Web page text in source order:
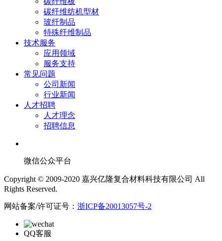
碳纤维纺机型材
玻纤制品
特殊纤维制品
技术服务
应用领域
服务支持
常见问题
公司新闻
行业新闻
人才招聘
人才理念
招聘信息
微信公众平台
Copyright © 2009-2020 嘉兴亿隆复合材料科技有限公司 All
Rights Reserved.
网站备案/许可证号： 浙ICP备20013057号-2
QQ客服